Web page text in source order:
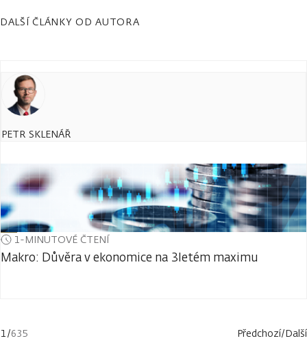
DALŠÍ ČLÁNKY OD AUTORA
PETR SKLENÁŘ
1-MINUTOVÉ ČTENÍ
Makro: Důvěra v ekonomice na 3letém maximu
1/635 Předchozí/Další